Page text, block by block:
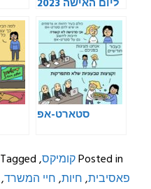
ליום האישה 2023
סטארט-אפ
Posted inקומיקס,
Tagged
פאסיבית,חיות,חיי המשרד,